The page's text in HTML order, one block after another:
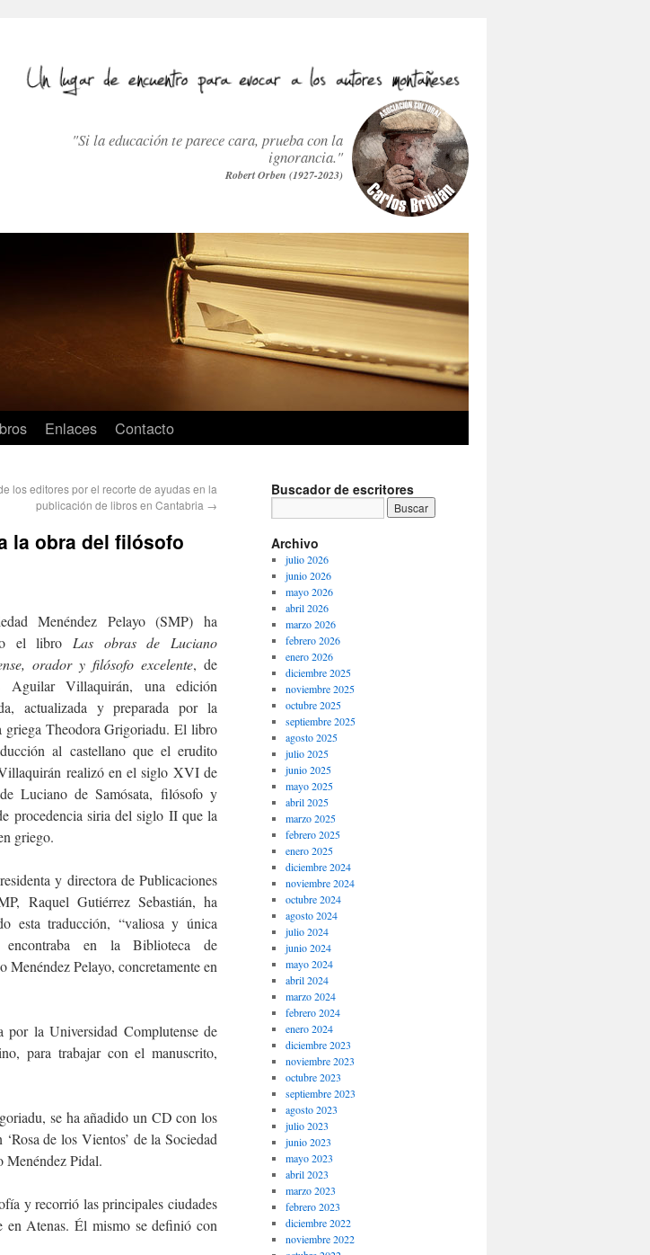
"Si la educación te parece cara, prueba con la
ignorancia."
Robert Orben (1927-2023)
Enlaces Contacto
los editores por el recorte de ayudas en la
publicación de libros en Cantabria →
la obra del filósofo
Menéndez Pelayo (SMP) ha
el libro Las obras de Luciano
orador y filósofo excelente, de
Aguilar Villaquirán, una edición
actualizada y preparada por la
griega Theodora Grigoriadu. El libro
al castellano que el erudito
realizó en el siglo XVI de
Luciano de Samósata, filósofo y
procedencia siria del siglo II que la
griego.
y directora de Publicaciones
Raquel Gutiérrez Sebastián, ha
esta traducción, “valiosa y única
en la Biblioteca de
Menéndez Pelayo, concretamente en
por la Universidad Complutense de
para trabajar con el manuscrito,
se ha añadido un CD con los
de los Vientos’ de la Sociedad
Menéndez Pidal.
y recorrió las principales ciudades
Atenas. Él mismo se definió con
Buscador de escritores
Archivo
julio 2026
junio 2026
mayo 2026
abril 2026
marzo 2026
febrero 2026
enero 2026
diciembre 2025
noviembre 2025
octubre 2025
septiembre 2025
agosto 2025
julio 2025
junio 2025
mayo 2025
abril 2025
marzo 2025
febrero 2025
enero 2025
diciembre 2024
noviembre 2024
octubre 2024
agosto 2024
julio 2024
junio 2024
mayo 2024
abril 2024
marzo 2024
febrero 2024
enero 2024
diciembre 2023
noviembre 2023
octubre 2023
septiembre 2023
agosto 2023
julio 2023
junio 2023
mayo 2023
abril 2023
marzo 2023
febrero 2023
diciembre 2022
noviembre 2022